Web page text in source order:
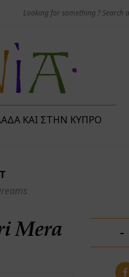
ΚΑΙ ΣΤΗΝ ΚΎΠΡΟ
Mera